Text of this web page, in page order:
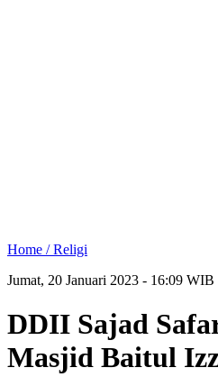
Home /Religi
Jumat, 20 Januari 2023 - 16:09 WIB
DDII Sajad
Masjid Baitul